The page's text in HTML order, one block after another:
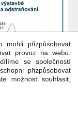
mohli přizpůsobovat
provoz na webu.
se společností
přizpůsobovat
možnost souhlasit,